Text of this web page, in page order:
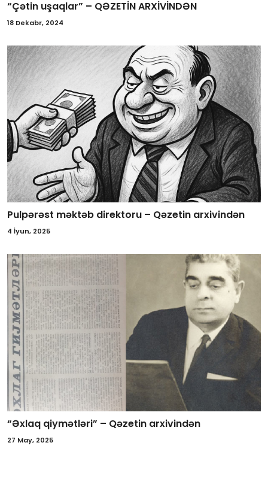
“Çətin uşaqlar” – QƏZETİN ARXİVİNDƏN
18 Dekabr, 2024
Pulpərəst məktəb direktoru – Qəzetin arxivindən
4 İyun, 2025
“Əxlaq qiymətləri” – Qəzetin arxivindən
27 May, 2025